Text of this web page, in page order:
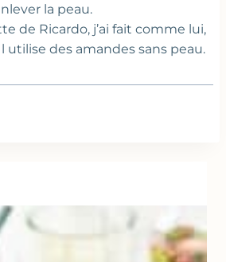
la peau.
de Ricardo, j’ai fait comme lui,
des amandes sans peau.